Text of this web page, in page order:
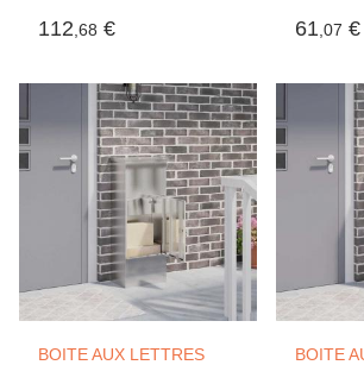
(Argent)
112,68 € 61,07 €
BOITE AUX LETTRES BOITE